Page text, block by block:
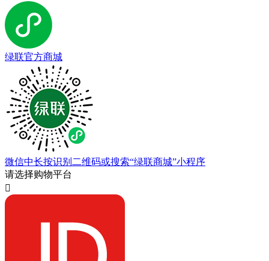
绿联官方商城
微信中长按识别二维码或搜索“绿联商城”小程序
请选择购物平台
